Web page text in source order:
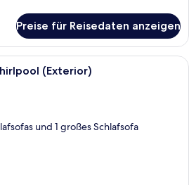
Preise für Reisedaten anzeigen
1 Schlafzimmer, hochwertige
(Exterior)
und 1 großes Schlafsofa